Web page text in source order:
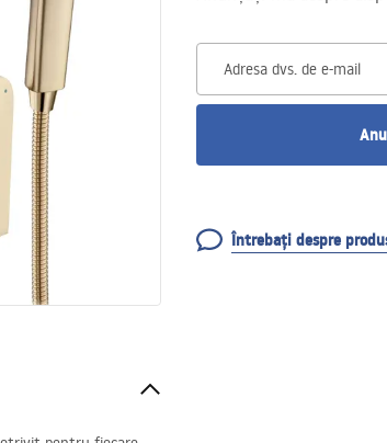
Adresa dvs. de e-mail
Întrebați despre